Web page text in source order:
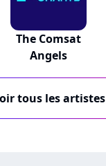
The Comsat
Angels
tous les artistes